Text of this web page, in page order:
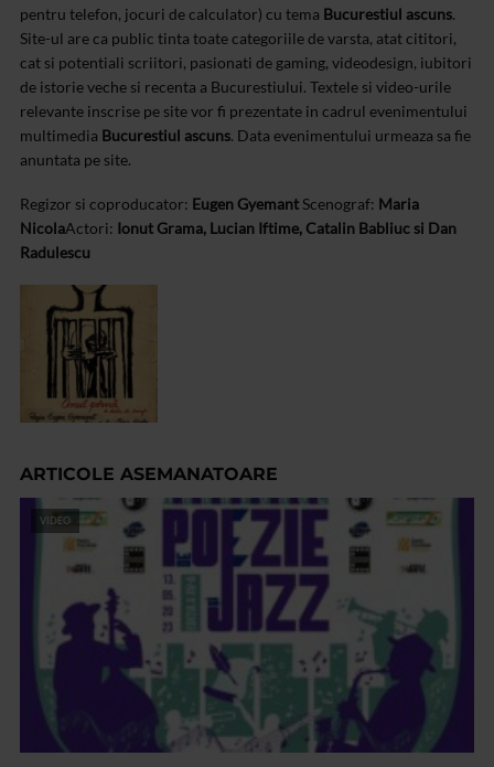
pentru telefon, jocuri de calculator) cu tema Bucurestiul ascuns.
Site-ul are ca public tinta toate categoriile de varsta, atat cititori,
cat si potentiali scriitori, pasionati de gaming, videodesign, iubitori
de istorie veche si recenta a Bucurestiului. Textele si video-urile
relevante inscrise pe site vor fi prezentate in cadrul evenimentului
multimedia Bucurestiul ascuns. Data evenimentului urmeaza sa fie
anuntata pe site.
Regizor si coproducator: Eugen Gyemant Scenograf: Maria
NicolaActori: Ionut Grama, Lucian Iftime, Catalin Babliuc si Dan
Radulescu
ARTICOLE ASEMANATOARE
VIDEO